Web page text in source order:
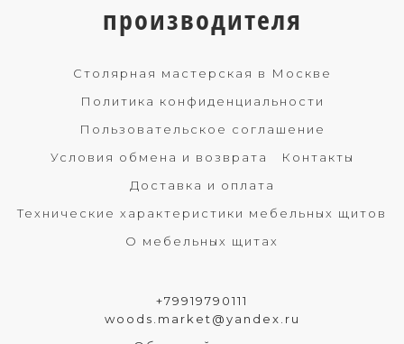
производителя
Столярная мастерская в Москве
Политика конфиденциальности
Пользовательское соглашение
Условия обмена и возврата
Контакты
Доставка и оплата
Технические характеристики мебельных щитов
О мебельных щитах
+79919790111
woods.market@yandex.ru